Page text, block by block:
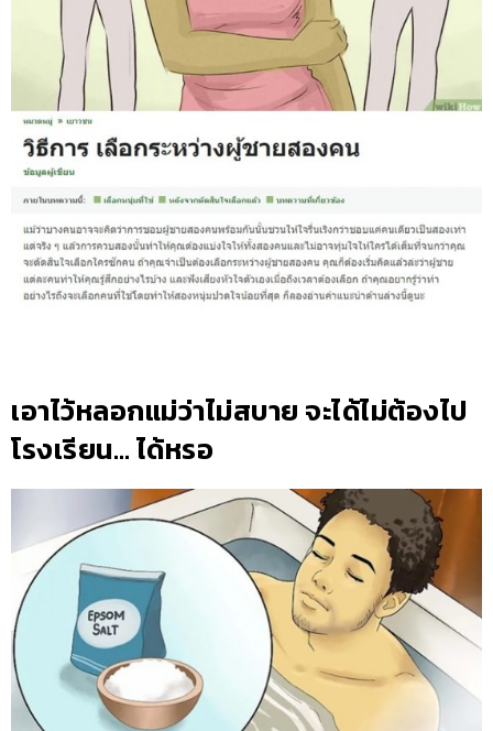
เอาไว้หลอกแม่ว่าไม่สบาย จะได้ไม่ต้องไป
โรงเรียน… ได้หรอ